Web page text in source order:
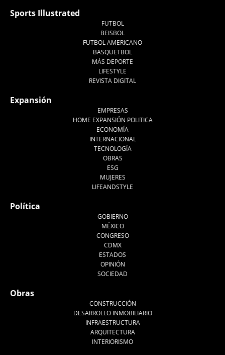
Sports Illustrated
FUTBOL
BEISBOL
FUTBOL AMERICANO
BASQUETBOL
MÁS DEPORTE
LIFESTYLE
REVISTA DIGITAL
Expansión
EMPRESAS
HOME EXPANSIÓN POLITICA
ECONOMÍA
INTERNACIONAL
TECNOLOGÍA
OBRAS
ESG
MUJERES
LIFEANDSTYLE
Política
GOBIERNO
MÉXICO
CONGRESO
CDMX
ESTADOS
OPINIÓN
SOCIEDAD
Obras
CONSTRUCCIÓN
DESARROLLO INMOBILIARIO
INFRAESTRUCTURA
ARQUITECTURA
INTERIORISMO